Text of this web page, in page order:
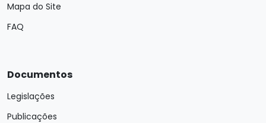
Mapa do Site
FAQ
Documentos
Legislações
Publicações